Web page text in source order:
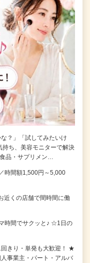
？」「試してみたいけ
ち、美容モニターで解決
品・サプリメン…
時間額1,500円～5,000
くの店舗で間時間に働
時間でサクッと♪ ☆1日の
きり・単発も大歓迎！ ★
事業主・パート・アルバ